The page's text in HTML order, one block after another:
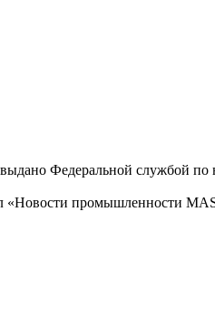
Федеральной службой по
«Новости промышленности